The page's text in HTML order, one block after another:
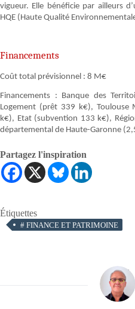
vigueur. Elle bénéficie par ailleurs
HQE (Haute Qualité
Financements
Coût total prévisionnel : 8 M€
Financements : Banque des
Logement (prêt 339 k€), Toulouse
k€), Etat (subvention 133 k€),
départemental de Haute-Garonne
Partagez l'inspiration
Étiquettes
# FINANCE ET PATRIMOINE